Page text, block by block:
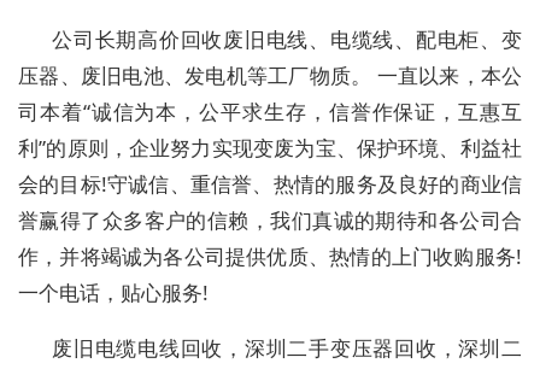
公司长期高价回收废旧电线、电缆线、配电柜、变
压器、废旧电池、发电机等工厂物质。 一直以来，本公
司本着“诚信为本，公平求生存，信誉作保证，互惠互
利”的原则，企业努力实现变废为宝、保护环境、利益社
会的目标!守诚信、重信誉、热情的服务及良好的商业信
誉赢得了众多客户的信赖，我们真诚的期待和各公司合
作，并将竭诚为各公司提供优质、热情的上门收购服务!
一个电话，贴心服务!
废旧电缆电线回收，深圳二手变压器回收，深圳二